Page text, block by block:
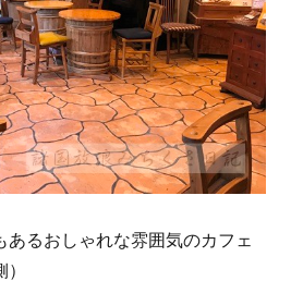
あるおしゃれな雰囲気のカフェ